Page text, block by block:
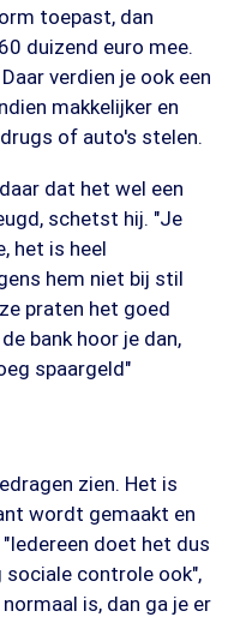
toepast, dan
duizend euro mee.
verdien je ook een
makkelijker en
of auto's stelen.
dat het wel een
schetst hij. "Je
het is heel
hem niet bij stil
praten het goed
bank hoor je dan,
spaargeld"
zien. Het is
wordt gemaakt en
doet het dus
sociale controle ook",
is, dan ga je er